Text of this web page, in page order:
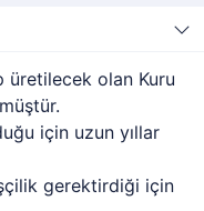
üretilecek olan Kuru
için uzun yıllar
gerektirdiği için